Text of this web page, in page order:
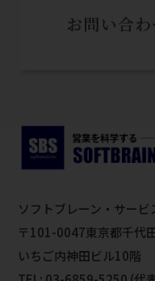
ソフトブレーン・サービ
〒101-0047東京都千代
いちご内神田ビル10階